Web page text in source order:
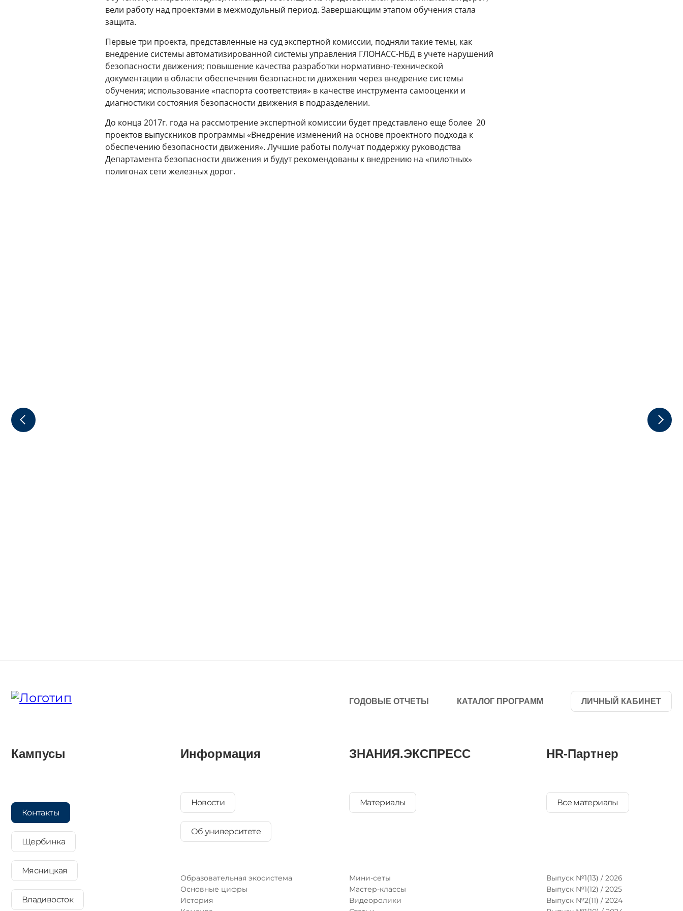
вели работу над проектами в межмодульный период. Завершающим этапом обучения стала
защита.
Первые три проекта, представленные на суд экспертной комиссии, подняли такие темы, как
внедрение системы автоматизированной системы управления ГЛОНАСС-НБД в учете нарушений
безопасности движения; повышение качества разработки нормативно-технической
документации в области обеспечения безопасности движения через внедрение системы
обучения; использование «паспорта соответствия» в качестве инструмента самооценки и
диагностики состояния безопасности движения в подразделении.
До конца 2017г. года на рассмотрение экспертной комиссии будет представлено еще более 20
проектов выпускников программы «Внедрение изменений на основе проектного подхода к
обеспечению безопасности движения». Лучшие работы получат поддержку руководства
Департамента безопасности движения и будут рекомендованы к внедрению на «пилотных»
полигонах сети железных дорог.
ГОДОВЫЕ ОТЧЕТЫ КАТАЛОГ ПРОГРАММ ЛИЧНЫЙ КАБИНЕТ
Кампусы
Контакты
Щербинка
Мясницкая
Владивосток
Информация
Новости
Об университете
Образовательная экосистема
Основные цифры
История
ЗНАНИЯ.ЭКСПРЕСС
Материалы
Мини-сеты
Мастер-классы
Видеоролики
HR-Партнер
Все материалы
Выпуск №1(13) / 2026
Выпуск №1(12) / 2025
Выпуск №2(11) / 2024